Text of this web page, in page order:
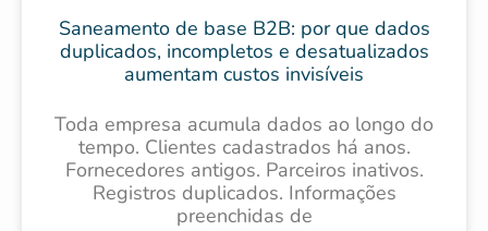
Saneamento de base B2B: por que dados
duplicados, incompletos e desatualizados
aumentam custos invisíveis
Toda empresa acumula dados ao longo do
tempo. Clientes cadastrados há anos.
Fornecedores antigos. Parceiros inativos.
Registros duplicados. Informações
preenchidas de